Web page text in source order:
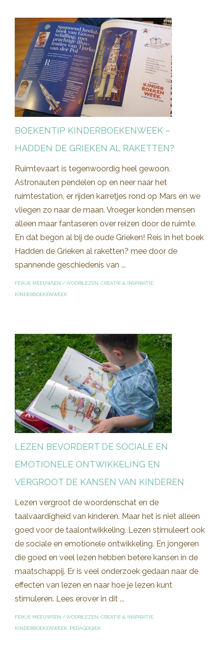
BOEKENTIP KINDERBOEKENWEEK –
HADDEN DE GRIEKEN AL RAKETTEN?
Ruimtevaart is tegenwoordig heel gewoon.
Astronauten pendelen op en neer naar het
ruimtestation, er rijden karretjes rond op Mars en we
vliegen zo naar de maan. Vroeger konden mensen
alleen maar fantaseren over reizen door de ruimte.
En dat begon al bij de oude Grieken! Reis in het boek
Hadden de Grieken al raketten? mee door de
spannende geschiedenis van ...
FEIKJE MEEUWSEN / (VOOR)LEZEN CREATIE & INSPIRATIE
KINDERBOEKENWEEK
LEZEN BEVORDERT DE SOCIALE EN
EMOTIONELE ONTWIKKELING EN
VERGROOT DE KANSEN VAN KINDEREN
Lezen vergroot de woordenschat en de
taalvaardigheid van kinderen. Maar het is niet alleen
goed voor de taalontwikkeling. Lezen stimuleert ook
de sociale en emotionele ontwikkeling. En jongeren
die goed en veel lezen hebben betere kansen in de
maatschappij. Er is veel onderzoek gedaan naar de
effecten van lezen en naar hoe je lezen kunt
stimuleren. Lees erover in dit ...
FEIKJE MEEUWSEN / (VOOR)LEZEN CREATIE & INSPIRATIE
KINDERBOEKENWEEK PEDAGOGIEK